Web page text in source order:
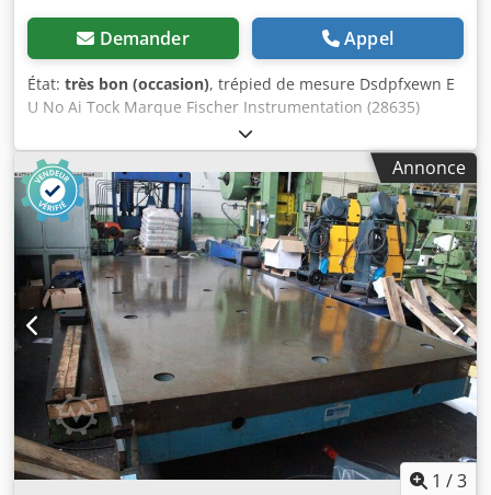
Demander Appel
État: très bon (occasion), trépied de mesure Dsdpfxewn E
U No Ai Tock Marque Fischer Instrumentation (28635)
Table de mesure 80 x 80 mm Dimensions d'installation 110
mm
Annonce
1 /3